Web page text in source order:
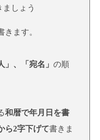
しょう
ます。
」、「宛名」 の順
和暦で年月日を書
ら2字下げて書きま